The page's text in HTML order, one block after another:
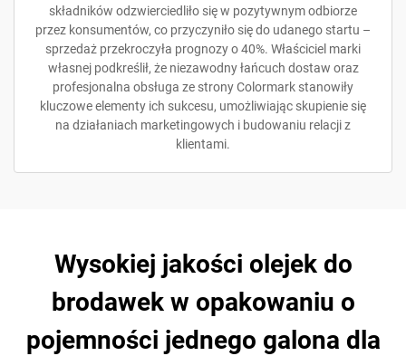
składników odzwierciedliło się w pozytywnym odbiorze
przez konsumentów, co przyczyniło się do udanego startu –
sprzedaż przekroczyła prognozy o 40%. Właściciel marki
własnej podkreślił, że niezawodny łańcuch dostaw oraz
profesjonalna obsługa ze strony Colormark stanowiły
kluczowe elementy ich sukcesu, umożliwiając skupienie się
na działaniach marketingowych i budowaniu relacji z
klientami.
Wysokiej jakości olejek do
brodawek w opakowaniu o
pojemności jednego galona dla